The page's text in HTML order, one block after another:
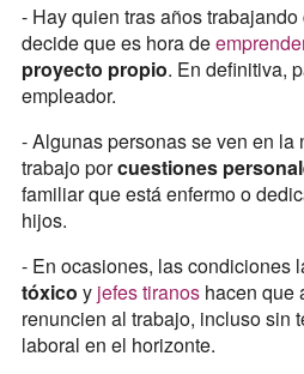
- Hay quien tras años
decide que es hora de
proyecto propio. En definitiva,
empleador.
- Algunas personas se ven en la
trabajo porcuestiones
familiar que está enfermo o
hijos.
- En ocasiones, las condiciones
tóxico y jefes tiranoshacen que
renuncien al trabajo, incluso sin
laboral en el horizonte.